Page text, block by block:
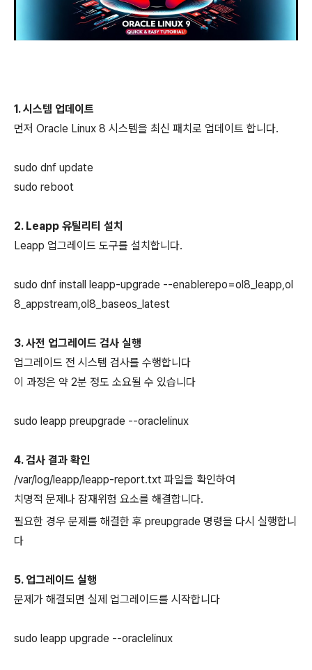
1. 시스템 업데이트
먼저 Oracle Linux 8 시스템을 최신 패치로 업데이트 합니다.
sudo dnf update
sudo reboot
2. Leapp 유틸리티 설치
Leapp 업그레이드 도구를 설치합니다.
sudo dnf install leapp-upgrade --enablerepo=ol8_leapp,ol
8_appstream,ol8_baseos_latest
3. 사전 업그레이드 검사 실행
업그레이드 전 시스템 검사를 수행합니다
이 과정은 약 2분 정도 소요될 수 있습니다
sudo leapp preupgrade --oraclelinux
4. 검사 결과 확인
/var/log/leapp/leapp-report.txt 파일을 확인하여
치명적 문제나 잠재위험 요소를 해결합니다.
필요한 경우 문제를 해결한 후 preupgrade 명령을 다시 실행합니
다
5. 업그레이드 실행
문제가 해결되면 실제 업그레이드를 시작합니다
sudo leapp upgrade --oraclelinux